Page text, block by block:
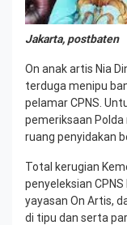
Jakarta, postbaten
On anak artis Nia
terduga menipu
pelamar CPNS.
pemeriksaan Polda
ruang penyidakan
Total kerugian
penyeleksian
yayasan On Artis,
di tipu dan serta